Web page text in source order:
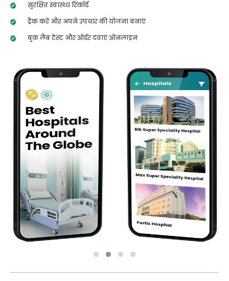
सुरक्षित स्वास्थ्य रिकॉर्ड
ट्रैक करें और अपने उपचार की योजना बनाएं
बुक लैब टेस्ट और ऑर्डर दवाएं ऑनलाइन